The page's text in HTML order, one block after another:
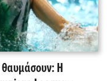
θαυμάσουν: Η